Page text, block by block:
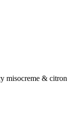
misocreme & citron